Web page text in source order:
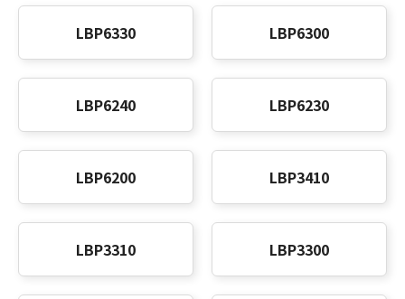
LBP6330 LBP6300
LBP6240 LBP6230
LBP6200 LBP3410
LBP3310 LBP3300